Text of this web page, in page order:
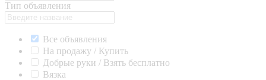
Тип объявления
Все объявления
На продажу / Купить
Добрые руки / Взять бесплатно
Вязка